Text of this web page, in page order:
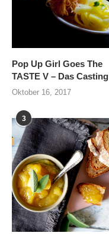
Pop Up Girl Goes The
TASTE V – Das Casting
Oktober 16, 2017
3